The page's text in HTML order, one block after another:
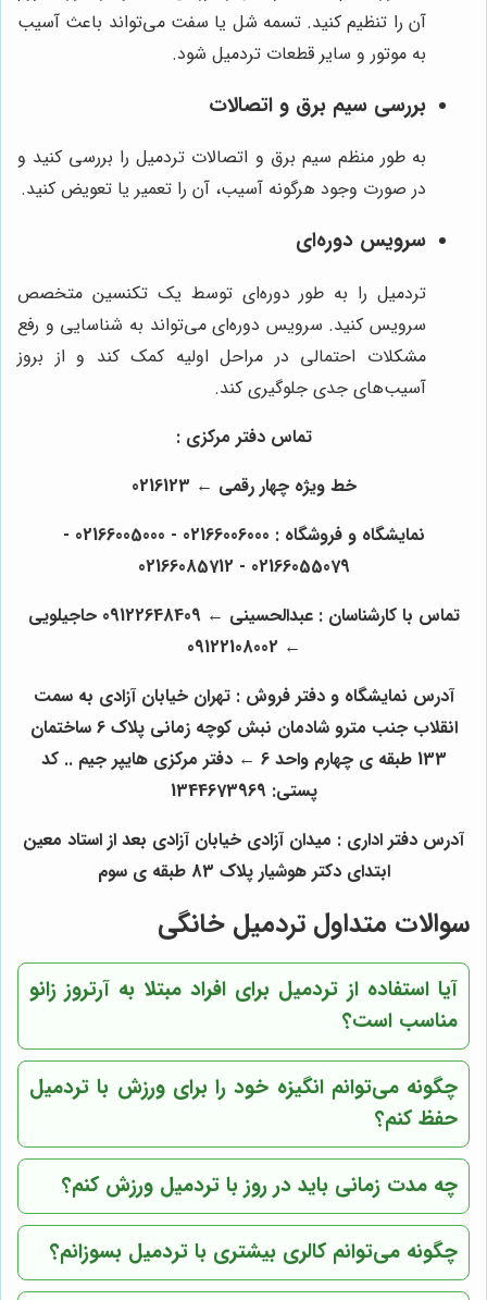
آن را تنظیم کنید. تسمه شل یا سفت می‌تواند باعث آسیب
به موتور و سایر قطعات تردمیل شود.
بررسی سیم برق و اتصالات
به طور منظم سیم برق و اتصالات تردمیل را بررسی کنید و
در صورت وجود هرگونه آسیب، آن را تعمیر یا تعویض کنید.
سرویس دوره‌ای
تردمیل را به طور دوره‌ای توسط یک تکنسین متخصص
سرویس کنید. سرویس دوره‌ای می‌تواند به شناسایی و رفع
مشکلات احتمالی در مراحل اولیه کمک کند و از بروز
آسیب‌های جدی جلوگیری کند.
تماس دفتر مرکزی :
خط ویژه چهار رقمی ← 0216123
نمایشگاه و فروشگاه : 02166006000 - 02166005000 -
02166055079 - 02166085712
تماس با کارشناسان : عبدالحسینی ← 09122648409 حاجیلویی
← 09122108002
آدرس نمایشگاه و دفتر فروش : تهران خیابان آزادی به سمت
انقلاب جنب مترو شادمان نبش کوچه زمانی پلاک 6 ساختمان
133 طبقه ی چهارم واحد 6 ← دفتر مرکزی هایپر جیم .. کد
پستی: 1344673969
آدرس دفتر اداری : میدان آزادی خیابان آزادی بعد از استاد معین
ابتدای دکتر هوشیار پلاک 83 طبقه ی سوم
سوالات متداول تردمیل خانگی
آیا استفاده از تردمیل برای افراد مبتلا به آرتروز زانو
مناسب است؟
چگونه می‌توانم انگیزه خود را برای ورزش با تردمیل
حفظ کنم؟
چه مدت زمانی باید در روز با تردمیل ورزش کنم؟
چگونه می‌توانم کالری بیشتری با تردمیل بسوزانم؟